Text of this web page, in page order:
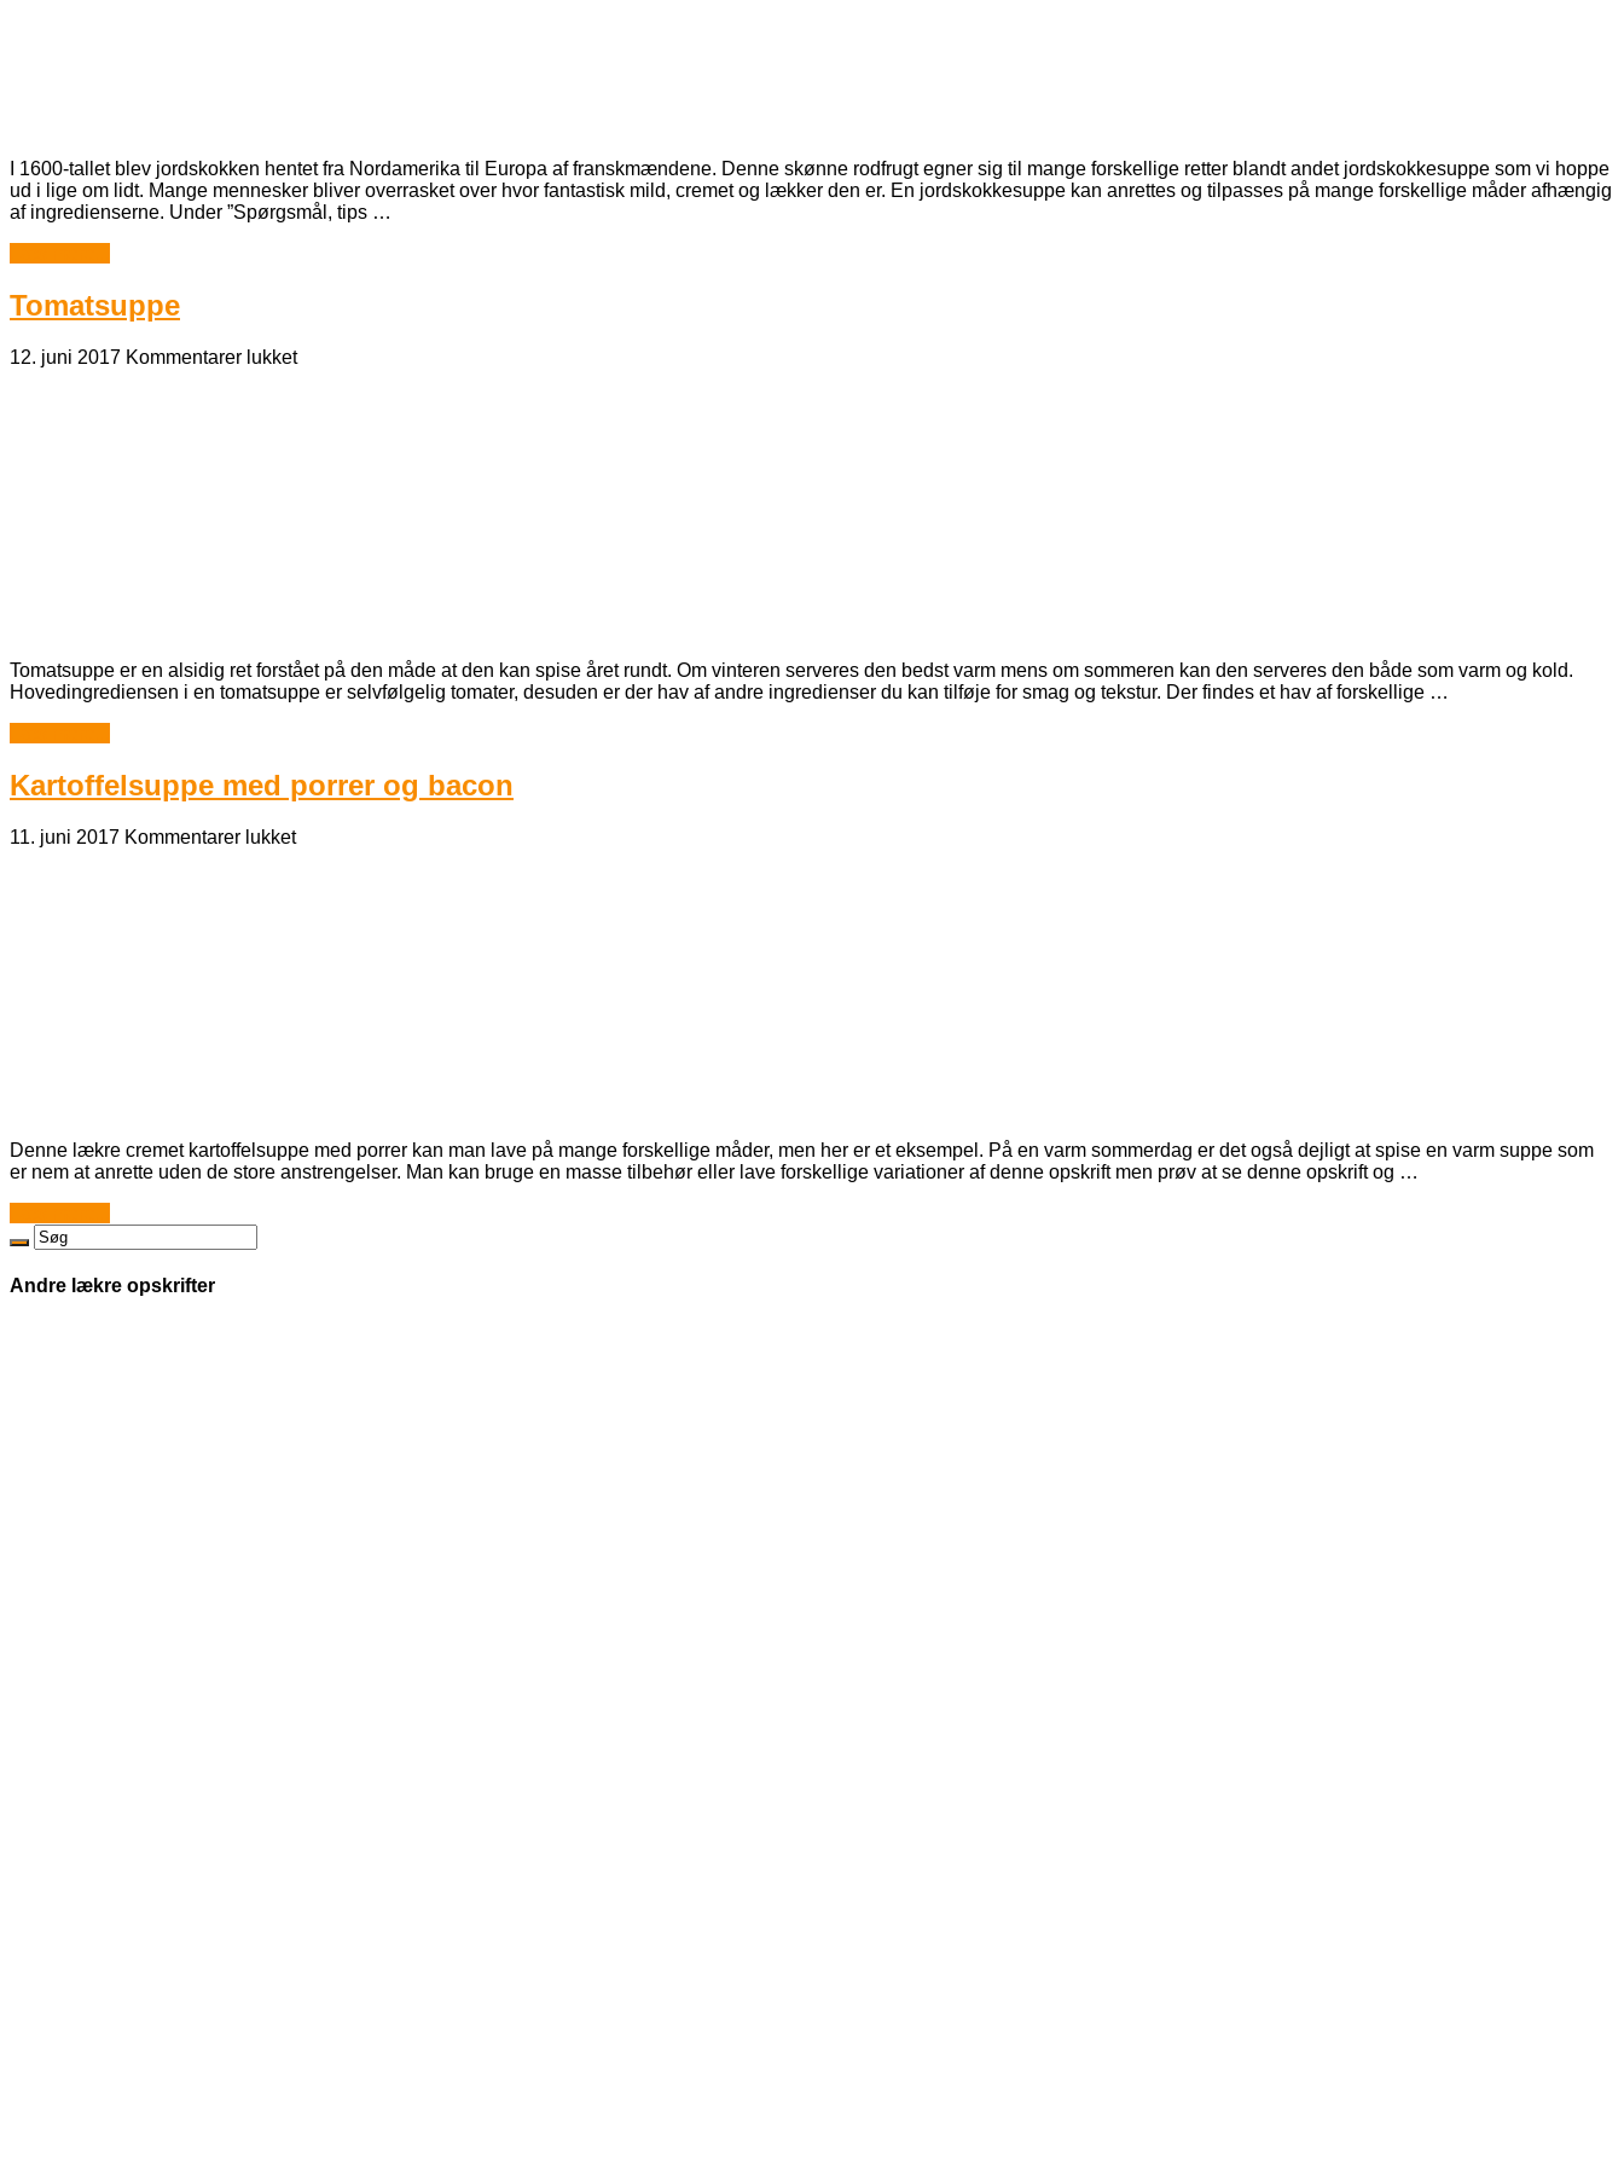
I 1600-tallet blev jordskokken hentet fra Nordamerika til Europa af franskmændene. Denne skønne rodfrugt egner sig til mange forskellige retter blandt andet jordskokkesuppe som vi hoppe
ud i lige om lidt. Mange mennesker bliver overrasket over hvor fantastisk mild, cremet og lækker den er. En jordskokkesuppe kan anrettes og tilpasses på mange forskellige måder afhængig
af ingredienserne. Under ”Spørgsmål, tips …
Tomatsuppe
12. juni 2017 Kommentarer lukkettil
Tomatsuppe er en alsidig ret forstået på den måde at den kan spise året rundt. Om vinteren serveres den bedst varm mens om sommeren kan den serveres den både som varm og kold.
Hovedingrediensen i en tomatsuppe er selvfølgelig tomater, desuden er der hav af andre ingredienser du kan tilføje for smag og tekstur. Der findes et hav af forskellige …
Kartoffelsuppe med porrer og bacon
11. juni 2017 Kommentarer lukkettil
Denne lækre cremet kartoffelsuppe med porrer kan man lave på mange forskellige måder, men her er et eksempel. På en varm sommerdag er det også dejligt at spise en varm suppe som
er nem at anrette uden de store anstrengelser. Man kan bruge en masse tilbehør eller lave forskellige variationer af denne opskrift men prøv at se denne opskrift og …
Andre lækre opskrifter